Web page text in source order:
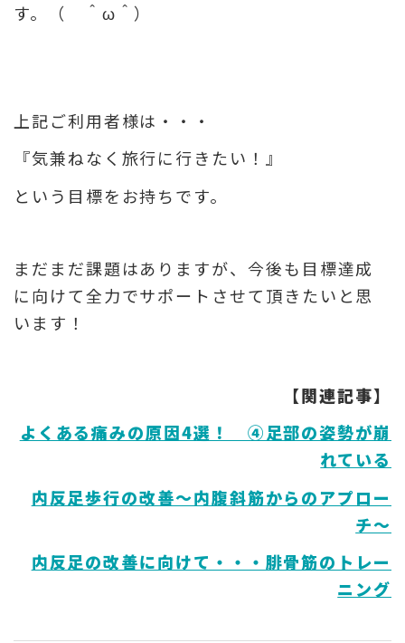
す。（ ＾ω＾）
上記ご利用者様は・・・
『気兼ねなく旅行に行きたい！』
という目標をお持ちです。
まだまだ課題はありますが、今後も目標達成
に向けて全力でサポートさせて頂きたいと思
います！
【関連記事】
よくある痛みの原因4選！ ④足部の姿勢が崩
れている
内反足歩行の改善～内腹斜筋からのアプロー
チ～
内反足の改善に向けて・・・腓骨筋のトレー
ニング